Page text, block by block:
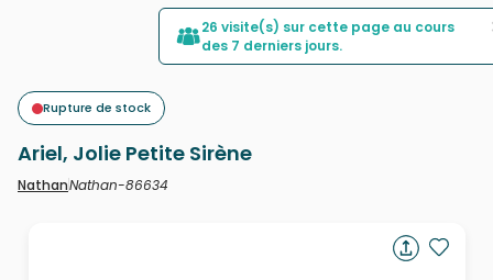
Rupture de stock
Ariel, Jolie Petite Sirène
NathanNathan-86634
26 visite(s) sur cette page au cours
des 7 derniers jours.